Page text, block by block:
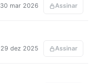
30 mar 2026 Assinar
29 dez 2025 Assinar